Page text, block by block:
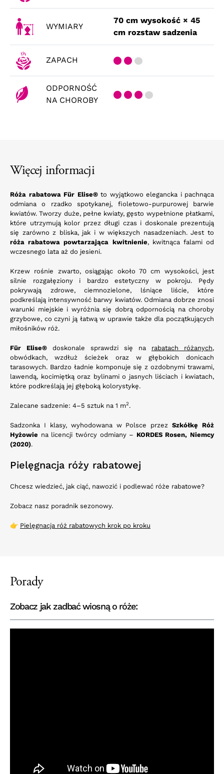
WYMIARY
70 cm wysokość × 45
cm rozstaw sadzenia
ZAPACH
ODPORNOŚĆ
NA CHOROBY
Więcej informacji
Róża rabatowa Für Elise®to wyjątkowo elegancka i pachnąca
odmiana o rzadko spotykanej, fioletowo-purpurowej barwie
kwiatów. Tworzy duże, pełne kwiaty, gęsto wypełnione płatkami,
które utrzymują kolor przez długi czas i doskonale prezentują
się zarówno z bliska, jak i w większych nasadzeniach. Jest to
róża rabatowa powtarzająca kwitnienie, kwitnąca falami od
wczesnego lata aż do jesieni.
Krzew rośnie zwarto, osiągając około 70 cm wysokości, jest
silnie rozgałęziony i bardzo estetyczny w pokroju. Pędy
pokrywają zdrowe, ciemnozielone, lśniące liście, które
podkreślają intensywność barwy kwiatów. Odmiana dobrze znosi
warunki miejskie i wyróżnia się dobrą odpornością na choroby
grzybowe, co czyni ją łatwą w uprawie także dla początkujących
miłośników róż.
Für Elise® doskonale sprawdzi się na rabatach różanych,
obwódkach, wzdłuż ścieżek oraz w głębokich donicach
tarasowych. Bardzo ładnie komponuje się z ozdobnymi trawami,
lawendą, kocimiętką oraz bylinami o jasnych liściach i kwiatach,
które podkreślają jej głęboką kolorystykę.
Zalecane sadzenie: 4–5 sztuk na 1 m2.
Sadzonka I klasy, wyhodowana w Polsce przezSzkółkę Róż
Hyżowie na licencji twórcy odmiany – KORDES Rosen, Niemcy
(2020).
Pielęgnacja róży rabatowej
Chcesz wiedzieć, jak ciąć, nawozić i podlewać róże rabatowe?
Zobacz nasz poradnik sezonowy.
👉 Pielęgnacja róż rabatowych krok po kroku
Porady
Zobacz jak zadbać wiosną o róże: